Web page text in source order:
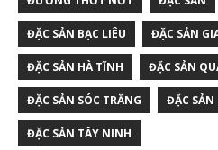
ĐẶC SẢN BẠC LIÊU ĐẶC SẢN
ĐẶC SẢN HÀ TĨNH ĐẶC SẢN
ĐẶC SẢN SÓC TRĂNG ĐẶC SẢN
ĐẶC SẢN TÂY NINH